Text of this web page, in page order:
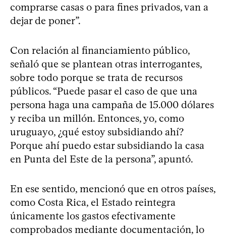
comprarse casas o para fines privados, van a
dejar de poner”.
Con relación al financiamiento público,
señaló que se plantean otras interrogantes,
sobre todo porque se trata de recursos
públicos. “Puede pasar el caso de que una
persona haga una campaña de 15.000 dólares
y reciba un millón. Entonces, yo, como
uruguayo, ¿qué estoy subsidiando ahí?
Porque ahí puedo estar subsidiando la casa
en Punta del Este de la persona”, apuntó.
En ese sentido, mencionó que en otros países,
como Costa Rica, el Estado reintegra
únicamente los gastos efectivamente
comprobados mediante documentación, lo